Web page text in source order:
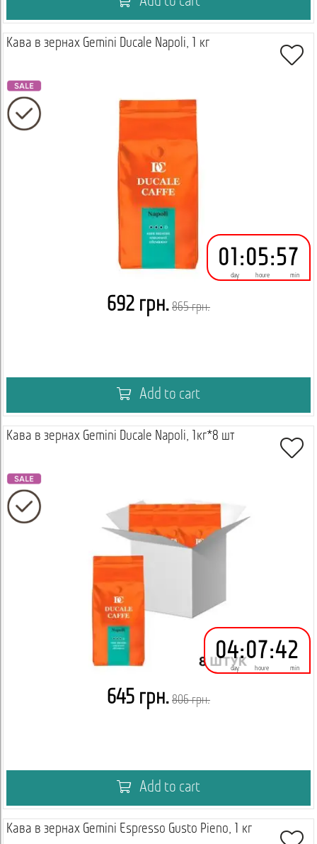
Кава в зернах Gemini Ducale Napoli, 1 кг
01
day
:05
houre
:57
min
692 грн. 865 грн.
Add to cart
Кава в зернах Gemini Ducale Napoli, 1кг*8 шт
04
day
:07
houre
:42
min
645 грн. 806 грн.
Add to cart
Кава в зернах Gemini Espresso Gusto Pieno, 1 кг